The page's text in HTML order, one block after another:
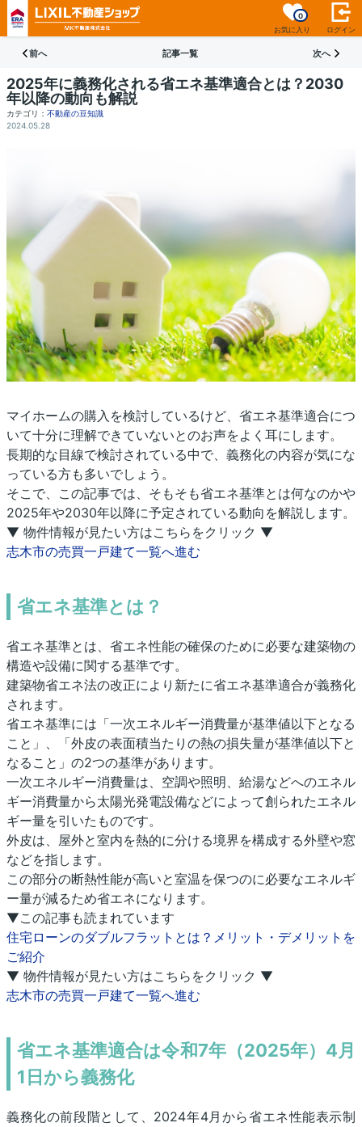
お気に入り
0
ログイン
前へ 記事一覧 次へ
2025年に義務化される省エネ基準適合とは？2030
年以降の動向も解説
カテゴリ： 不動産の豆知識
2024.05.28
マイホームの購入を検討しているけど、省エネ基準適合につ
いて十分に理解できていないとのお声をよく耳にします。
長期的な目線で検討されている中で、義務化の内容が気にな
っている方も多いでしょう。
そこで、この記事では、そもそも省エネ基準とは何なのかや
2025年や2030年以降に予定されている動向を解説します。
▼ 物件情報が見たい方はこちらをクリック ▼
志木市の売買一戸建て一覧へ進む
省エネ基準とは？
省エネ基準とは、省エネ性能の確保のために必要な建築物の
構造や設備に関する基準です。
建築物省エネ法の改正により新たに省エネ基準適合が義務化
されます。
省エネ基準には「一次エネルギー消費量が基準値以下となる
こと」、「外皮の表面積当たりの熱の損失量が基準値以下と
なること」の2つの基準があります。
一次エネルギー消費量は、空調や照明、給湯などへのエネル
ギー消費量から太陽光発電設備などによって創られたエネル
ギー量を引いたものです。
外皮は、屋外と室内を熱的に分ける境界を構成する外壁や窓
などを指します。
この部分の断熱性能が高いと室温を保つのに必要なエネルギ
ー量が減るため省エネになります。
▼この記事も読まれています
住宅ローンのダブルフラットとは？メリット・デメリットを
ご紹介
▼ 物件情報が見たい方はこちらをクリック ▼
志木市の売買一戸建て一覧へ進む
省エネ基準適合は令和7年（2025年）4月
1日から義務化
義務化の前段階として、2024年4月から省エネ性能表示制